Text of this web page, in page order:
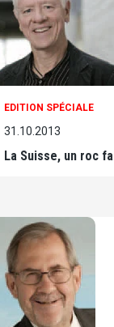
EDITION SPÉCIALE
31.10.2013
La Suisse, un roc